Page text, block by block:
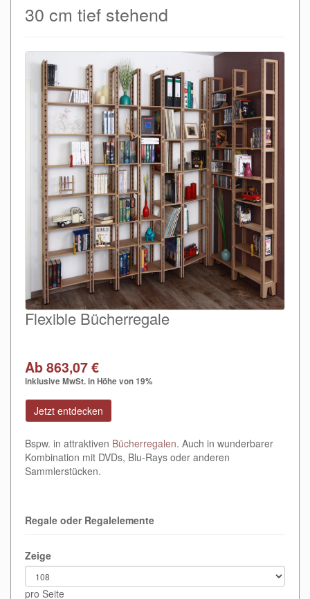
30 cm tief stehend
Flexible Bücherregale
Ab 863,07 €
inklusive MwSt. in Höhe von 19%
Jetzt entdecken
Bspw. in attraktiven Bücherregalen. Auch in wunderbarer
Kombination mit DVDs, Blu-Rays oder anderen
Sammlerstücken.
Regale oder Regalelemente
Zeige
pro Seite